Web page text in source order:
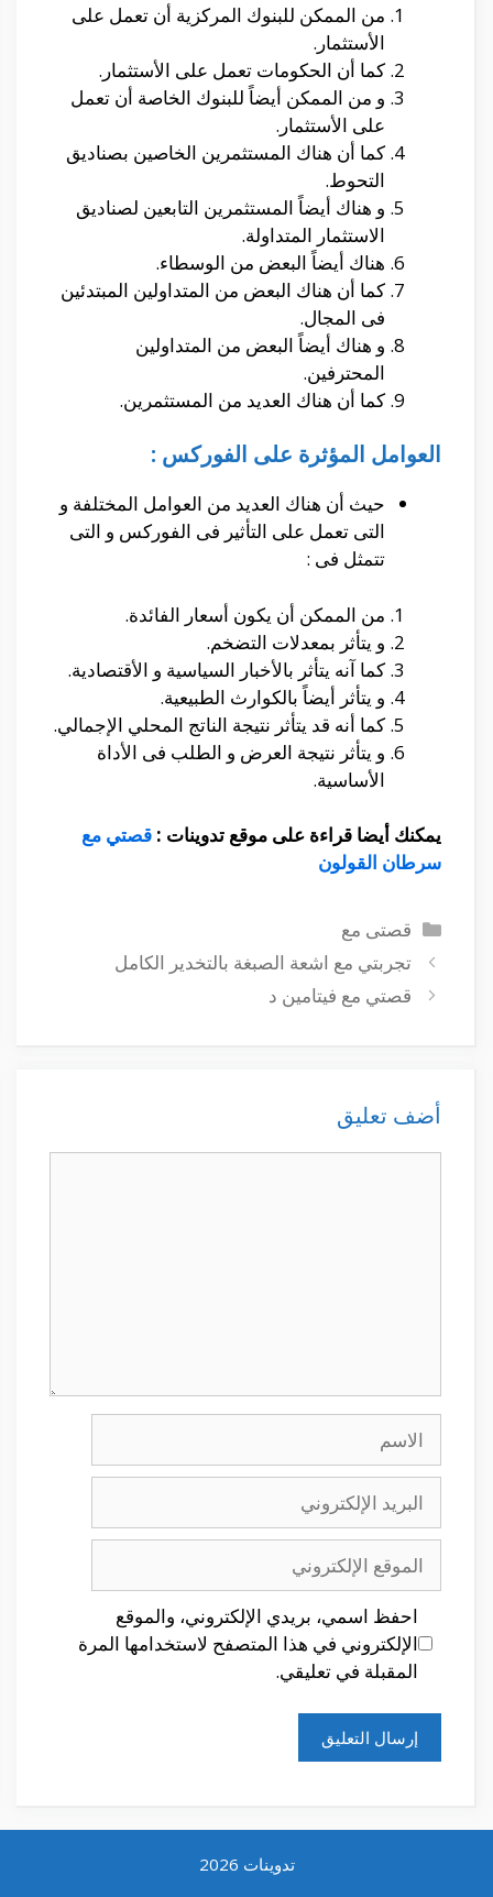
من الممكن للبنوك المركزية أن تعمل على
الأستثمار.
كما أن الحكومات تعمل على الأستثمار.
و من الممكن أيضاً للبنوك الخاصة أن تعمل
على الأستثمار.
كما أن هناك المستثمرين الخاصين بصناديق
التحوط.
و هناك أيضاً المستثمرين التابعين لصناديق
الاستثمار المتداولة.
هناك أيضاً البعض من الوسطاء.
كما أن هناك البعض من المتداولين المبتدئين
فى المجال.
و هناك أيضاً البعض من المتداولين
المحترفين.
كما أن هناك العديد من المستثمرين.
العوامل المؤثرة على الفوركس :
حيث أن هناك العديد من العوامل المختلفة و
التى تعمل على التأثير فى الفوركس و التى
تتمثل فى :
من الممكن أن يكون أسعار الفائدة.
و يتأثر بمعدلات التضخم.
كما آنه يتأثر بالأخبار السياسية و الأقتصادية.
و يتأثر أيضاً بالكوارث الطبيعية.
كما أنه قد يتأثر نتيجة الناتج المحلي الإجمالي.
و يتأثر نتيجة العرض و الطلب فى الأداة
الأساسية.
يمكنك أيضا قراءة على موقع تدوينات : قصتي مع
سرطان القولون
التصنيفات
قصتى مع
تجربتي مع اشعة الصبغة بالتخدير الكامل
قصتي مع فيتامين د
أضف تعليق
الاسم
البريد
الإلكتروني
الموقع
الإلكتروني
احفظ اسمي، بريدي الإلكتروني، والموقع
الإلكتروني في هذا المتصفح لاستخدامها المرة
المقبلة في تعليقي.
تدوينات 2026